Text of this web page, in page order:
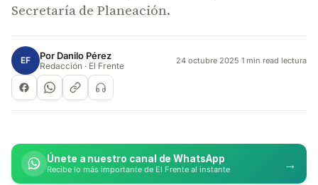
Secretaría de Planeación.
EF Por Danilo Pérez
Redacción · El Frente 24 octubre 2025·1 min read lectura
Únete a nuestro canal de WhatsApp
Recibe lo más importante de El Frente al instante →